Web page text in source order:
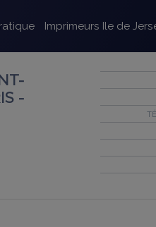
Imprimeurs Ile de
-